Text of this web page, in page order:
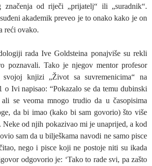
značenja od riječi „prijatelj“ ili „suradnik“.
akademik preveo je to onako kako je on
reći ovako.
rada Ive Goldsteina ponajviše su rekli
poznavali. Tako je njegov mentor profesor
knjizi „Život sa suvremenicima“ na
o Ivi napisao: “Pokazalo se da temu dubinski
se veoma mnogo trudio da u časopisima
da bi imao (kako bi sam govorio) što više
Neke od njih pokazivao mi je unaprijed, a kod
sam da u bilješkama navodi ne samo pisce
nego i pisce koji ne postoje niti su ikada
odgovorio je: ‘Tako to rade svi, pa zašto